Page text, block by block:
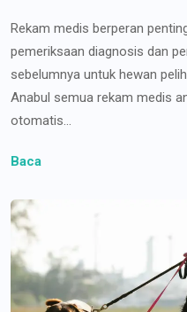
Rekam medis berperan
pemeriksaan diagnosis dan
sebelumnya untuk hewan
Anabul semua rekam medis
otomatis...
Baca